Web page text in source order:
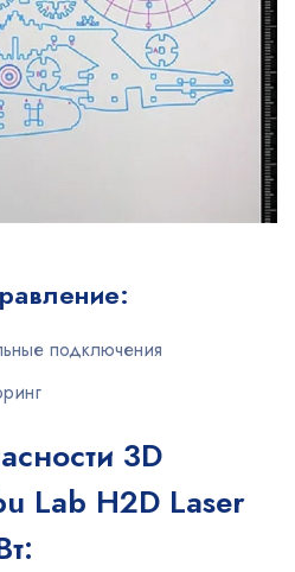
подключения
3D
Lab H2D Laser